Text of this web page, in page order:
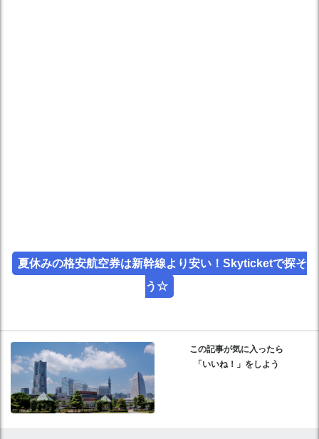
夏休みの格安航空券は新幹線より安い！Skyticketで探そ
う☆
この記事が気に入ったら
「いいね！」をしよう